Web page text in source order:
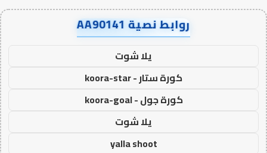
روابط نصية AA90141
يلا شوت
كورة ستار - koora-star
كورة جول - koora-goal
يلا شوت
yalla shoot